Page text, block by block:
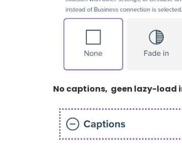
No captions, geen lazy-load